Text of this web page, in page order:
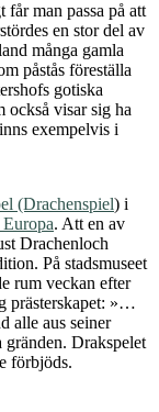
får man passa på att
en stor del av
många gamla
påstås föreställa
gotiska
också visar sig ha
exempelvis i
(Drachenspiel) i
. Att en av
Drachenloch
På stadsmuseet
rum veckan efter
prästerskapet: »…
alle aus seiner
Drakspelet
förbjöds.